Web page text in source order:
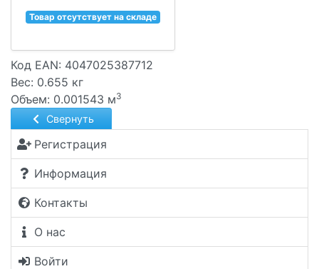
Свернуть
Регистрация
Информация
Контакты
О нас
Войти
Товар отсутствует на складе
Код EAN: 4047025387712
Вес: 0.655 кг
Объем: 0.001543 м3